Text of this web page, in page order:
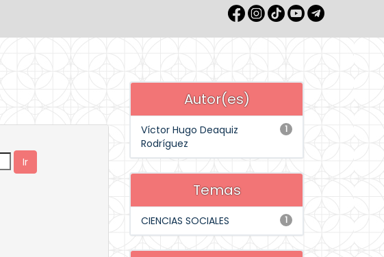
Autor(es)
1
Víctor Hugo Deaquiz
Rodríguez
Temas
1
CIENCIAS SOCIALES